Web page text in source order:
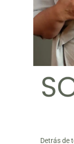
Detrás de